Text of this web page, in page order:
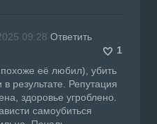
09:28 Ответить
1
её любил), убить
результате. Репутация
здоровье угроблено.
самоубиться